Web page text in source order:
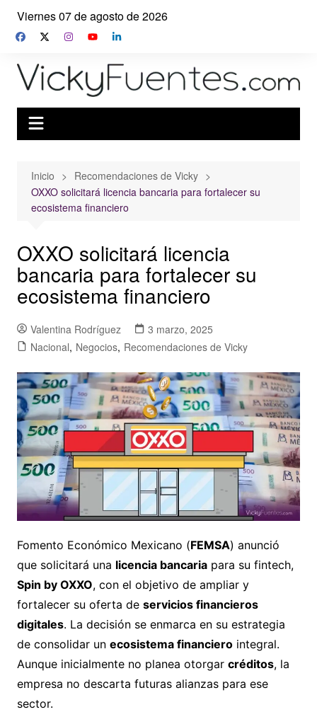
Saltar
contenido
Viernes 07 de agosto de 2026
Inicio
Recomendaciones de Vicky
OXXO solicitará licencia bancaria para fortalecer su
ecosistema financiero
OXXO solicitará licencia
bancaria para fortalecer su
ecosistema financiero
Valentina Rodríguez
3 marzo, 2025
Nacional, Negocios, Recomendaciones de Vicky
Fomento Económico Mexicano (FEMSA) anunció
que solicitará una licencia bancariapara su fintech,
Spin by OXXO, con el objetivo de ampliar y
fortalecer su oferta de servicios financieros
digitales. La decisión se enmarca en su estrategia
de consolidar un ecosistema financierointegral.
Aunque inicialmente no planea otorgar créditos, la
empresa no descarta futuras alianzas para ese
sector.